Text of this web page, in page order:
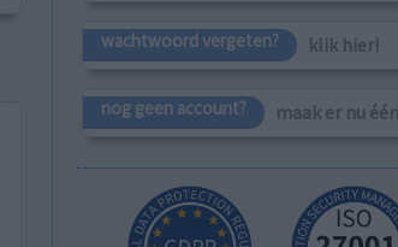
wachtwoord vergeten? klik hier!
nog geen account? maak er nu